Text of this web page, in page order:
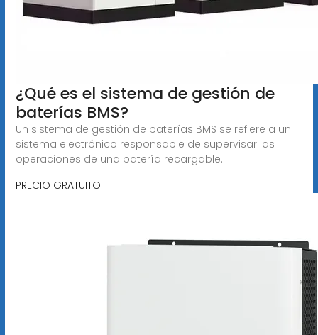
¿Qué es el sistema de gestión de
baterías BMS?
Un sistema de gestión de baterías BMS se refiere a un
sistema electrónico responsable de supervisar las
operaciones de una batería recargable.
PRECIO GRATUITO